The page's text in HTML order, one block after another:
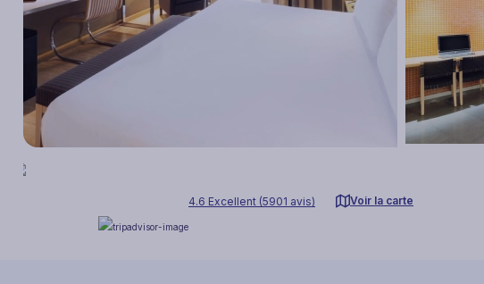
4.6 Excellent (5901 avis) Voir la carte